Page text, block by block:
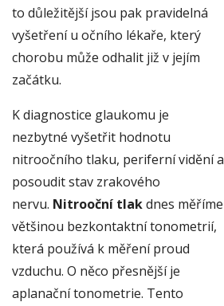
to důležitější jsou pak pravidelná
vyšetření u očního lékaře, který
chorobu může odhalit již v jejím
začátku.
K diagnostice glaukomu je
nezbytné vyšetřit hodnotu
nitroočního tlaku, periferní vidění a
posoudit stav zrakového
nervu. Nitrooční tlakdnes měříme
většinou bezkontaktní tonometrií,
která používá k měření proud
vzduchu. O něco přesnější je
aplanační tonometrie. Tento